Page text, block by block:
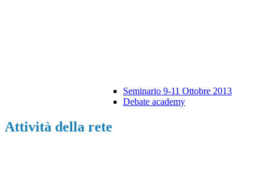
Seminario 9-11 Ottobre 2013
Debate academy
Attività della rete